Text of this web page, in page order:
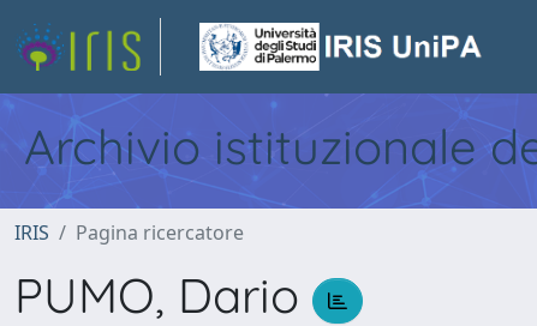
Archivio istituzionale
IRIS Pagina ricercatore
PUMO, Dario